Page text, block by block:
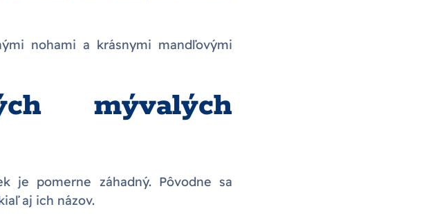
nohami a krásnymi mandľovými
mývalých
je pomerne záhadný. Pôvodne sa
aj ich názov.